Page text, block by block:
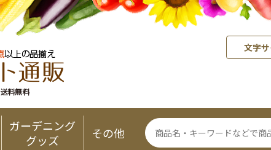
文字
ガーデニング
グッズ
その他